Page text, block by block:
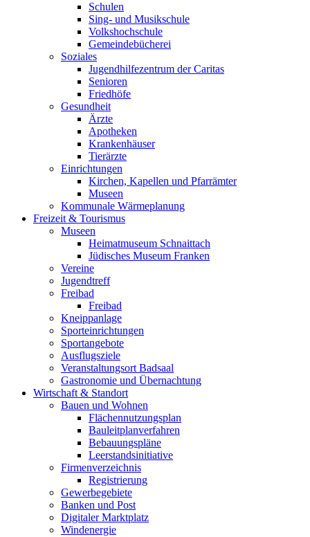
Schulen
Sing- und Musikschule
Volkshochschule
Gemeindebücherei
Soziales
Jugendhilfezentrum der Caritas
Senioren
Friedhöfe
Gesundheit
Ärzte
Apotheken
Krankenhäuser
Tierärzte
Einrichtungen
Kirchen, Kapellen und Pfarrämter
Museen
Kommunale Wärmeplanung
Freizeit & Tourismus
Museen
Heimatmuseum Schnaittach
Jüdisches Museum Franken
Vereine
Jugendtreff
Freibad
Freibad
Kneippanlage
Sporteinrichtungen
Sportangebote
Ausflugsziele
Veranstaltungsort Badsaal
Gastronomie und Übernachtung
Wirtschaft & Standort
Bauen und Wohnen
Flächennutzungsplan
Bauleitplanverfahren
Bebauungspläne
Leerstandsinitiative
Firmenverzeichnis
Registrierung
Gewerbegebiete
Banken und Post
Digitaler Marktplatz
Windenergie